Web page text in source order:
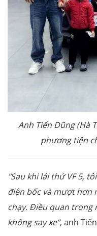
Anh Tiến Dũng (Hà
phương tiện
"Sau khi lái thử VF 5,
điện bốc và mượt hơn
chạy. Điều quan trọng
không say xe”, anh